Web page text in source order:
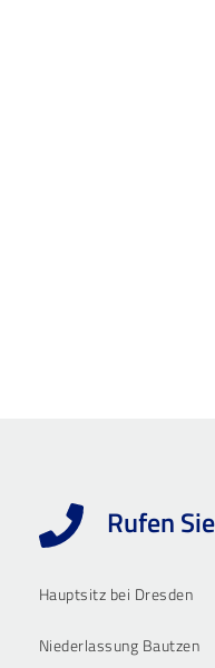
Rufen
Hauptsitz bei Dresden
Niederlassung Bautzen